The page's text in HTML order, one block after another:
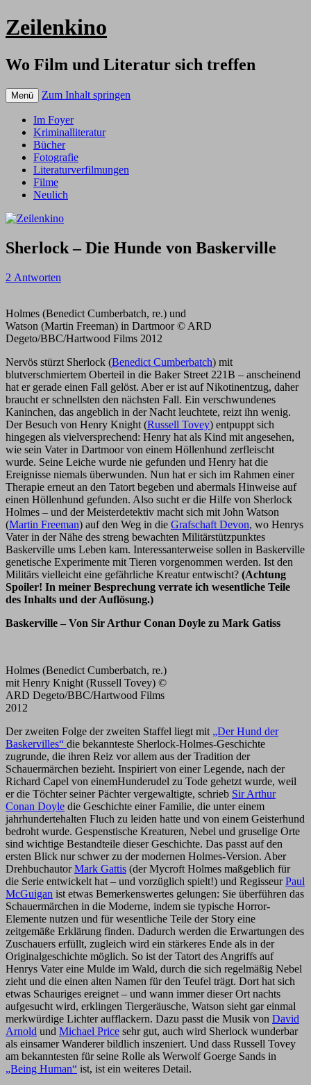
Zeilenkino
Wo Film und Literatur sich treffen
Menü Zum Inhalt springen
Im Foyer
Kriminalliteratur
Bücher
Fotografie
Literaturverfilmungen
Filme
Neulich
Sherlock – Die Hunde von Baskerville
2 Antworten
Holmes (Benedict Cumberbatch, re.) und
Watson (Martin Freeman) in Dartmoor © ARD
Degeto/BBC/Hartwood Films 2012
Nervös stürzt Sherlock (Benedict Cumberbatch) mit
blutverschmiertem Oberteil in die Baker Street 221B – anscheinend
hat er gerade einen Fall gelöst. Aber er ist auf Nikotinentzug, daher
braucht er schnellsten den nächsten Fall. Ein verschwundenes
Kaninchen, das angeblich in der Nacht leuchtete, reizt ihn wenig.
Der Besuch von Henry Knight (Russell Tovey) entpuppt sich
hingegen als vielversprechend: Henry hat als Kind mit angesehen,
wie sein Vater in Dartmoor von einem Höllenhund zerfleischt
wurde. Seine Leiche wurde nie gefunden und Henry hat die
Ereignisse niemals überwunden. Nun hat er sich im Rahmen einer
Therapie erneut an den Tatort begeben und abermals Hinweise auf
einen Höllenhund gefunden. Also sucht er die Hilfe von Sherlock
Holmes – und der Meisterdetektiv macht sich mit John Watson
(Martin Freeman) auf den Weg in die Grafschaft Devon, wo Henrys
Vater in der Nähe des streng bewachten Militärstützpunktes
Baskerville ums Leben kam. Interessanterweise sollen in Baskerville
genetische Experimente mit Tieren vorgenommen werden. Ist den
Militärs vielleicht eine gefährliche Kreatur entwischt? (Achtung
Spoiler! In meiner Besprechung verrate ich wesentliche Teile
des Inhalts und der Auflösung.)
Baskerville – Von Sir Arthur Conan Doyle zu Mark Gatiss
Holmes (Benedict Cumberbatch, re.)
mit Henry Knight (Russell Tovey) ©
ARD Degeto/BBC/Hartwood Films
2012
Der zweiten Folge der zweiten Staffel liegt mit „Der Hund der
Baskervilles“ die bekannteste Sherlock-Holmes-Geschichte
zugrunde, die ihren Reiz vor allem aus der Tradition der
Schauermärchen bezieht. Inspiriert von einer Legende, nach der
Richard Capel von einemHunderudel zu Tode gehetzt wurde, weil
er die Töchter seiner Pächter vergewaltigte, schrieb Sir Arthur
Conan Doyle die Geschichte einer Familie, die unter einem
jahrhundertehalten Fluch zu leiden hatte und von einem Geisterhund
bedroht wurde. Gespenstische Kreaturen, Nebel und gruselige Orte
sind wichtige Bestandteile dieser Geschichte. Das passt auf den
ersten Blick nur schwer zu der modernen Holmes-Version. Aber
DrehbuchautorMark Gattis (der Mycroft Holmes maßgeblich für
die Serie entwickelt hat – und vorzüglich spielt!) und RegisseurPaul
McGuigan ist etwas Bemerkenswertes gelungen: Sie überführen das
Schauermärchen in die Moderne, indem sie typische Horror-
Elemente nutzen und für wesentliche Teile der Story eine
zeitgemäße Erklärung finden. Dadurch werden die Erwartungen des
Zuschauers erfüllt, zugleich wird ein stärkeres Ende als in der
Originalgeschichte möglich. So ist der Tatort des Angriffs auf
Henrys Vater eine Mulde im Wald, durch die sich regelmäßig Nebel
zieht und die einen alten Namen für den Teufel trägt. Dort hat sich
etwas Schauriges ereignet – und wann immer dieser Ort nachts
aufgesucht wird, erklingen Tiergeräusche, Watson sieht gar einmal
merkwürdige Lichter aufflackern. Dazu passt die Musik von David
Arnold und Michael Price sehr gut, auch wird Sherlock wunderbar
als einsamer Wanderer bildlich inszeniert. Und dass Russell Tovey
am bekanntesten für seine Rolle als Werwolf Goerge Sands in
„Being Human“ ist, ist ein weiteres Detail.